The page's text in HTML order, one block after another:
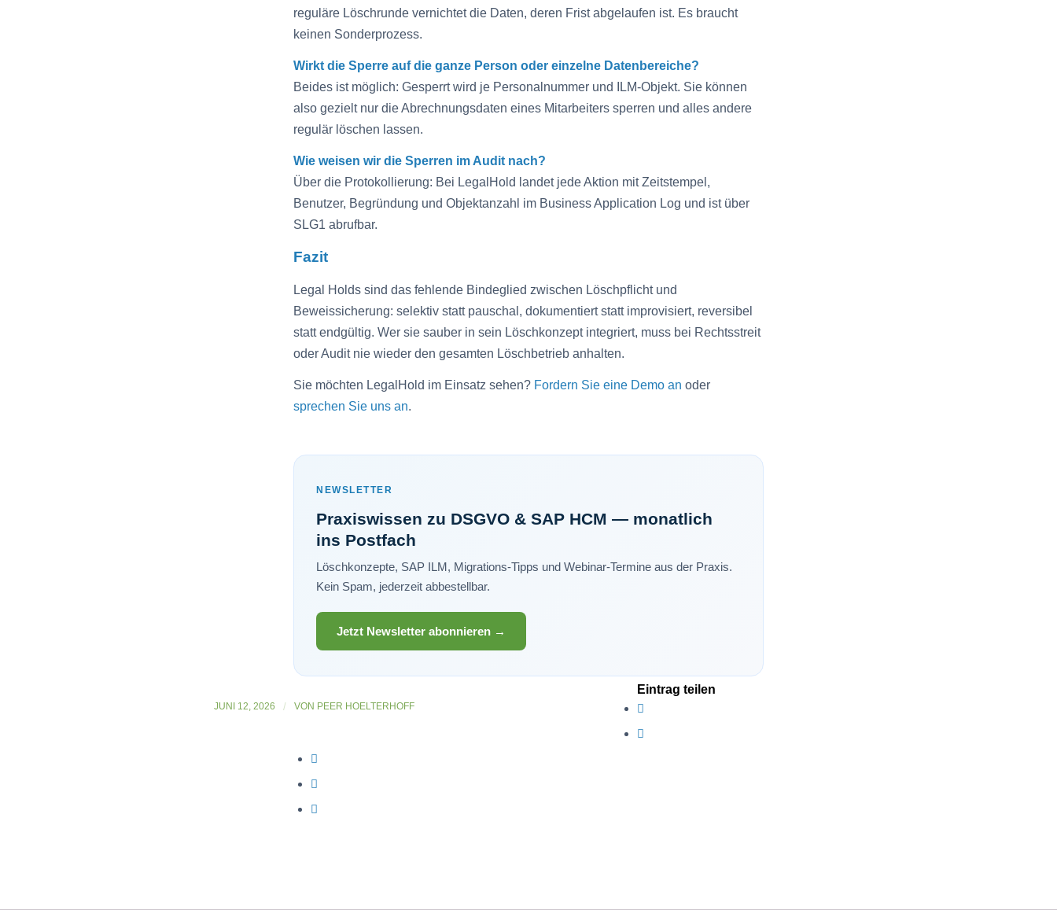
reguläre Löschrunde vernichtet die Daten, deren Frist abgelaufen ist. Es braucht
keinen Sonderprozess.
Wirkt die Sperre auf die ganze Person oder einzelne Datenbereiche?
Beides ist möglich: Gesperrt wird je Personalnummer und ILM-Objekt. Sie können
also gezielt nur die Abrechnungsdaten eines Mitarbeiters sperren und alles andere
regulär löschen lassen.
Wie weisen wir die Sperren im Audit nach?
Über die Protokollierung: Bei LegalHold landet jede Aktion mit Zeitstempel,
Benutzer, Begründung und Objektanzahl im Business Application Log und ist über
SLG1 abrufbar.
Fazit
Legal Holds sind das fehlende Bindeglied zwischen Löschpflicht und
Beweissicherung: selektiv statt pauschal, dokumentiert statt improvisiert, reversibel
statt endgültig. Wer sie sauber in sein Löschkonzept integriert, muss bei Rechtsstreit
oder Audit nie wieder den gesamten Löschbetrieb anhalten.
Sie möchten LegalHold im Einsatz sehen? Fordern Sie eine Demo an oder
sprechen Sie uns an.
NEWSLETTER
Praxiswissen zu DSGVO & SAP HCM — monatlich
ins Postfach
Löschkonzepte, SAP ILM, Migrations-Tipps und Webinar-Termine aus der Praxis.
Kein Spam, jederzeit abbestellbar.
Jetzt Newsletter abonnieren →
JUNI 12, 2026 / VON PEER HOELTERHOFF
Eintrag teilen